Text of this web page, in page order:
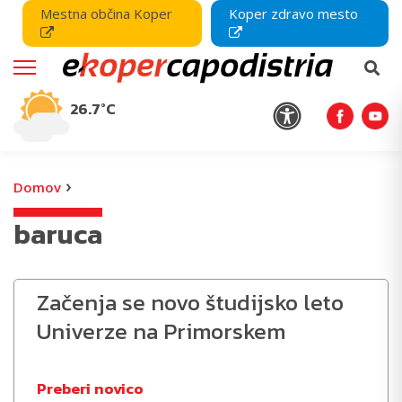
Mestna občina Koper Koper zdravo mesto
26.7°C
Domov ›
baruca
Začenja se novo študijsko leto
Univerze na Primorskem
Preberi novico